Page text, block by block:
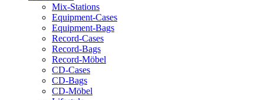
Mix-Stations
Equipment-Cases
Equipment-Bags
Record-Cases
Record-Bags
Record-Möbel
CD-Cases
CD-Bags
CD-Möbel